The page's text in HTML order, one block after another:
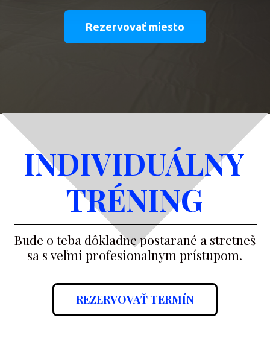
Rezervovať miesto
INDIVIDUÁLNY
TRÉNING
Bude o teba dôkladne postarané a stretneš
sa s veľmi profesionalnym prístupom.
REZERVOVAŤ TERMÍN